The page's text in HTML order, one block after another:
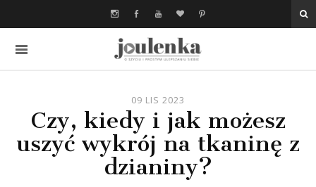
09 LIS 2023
Czy, kiedy i jak możesz
uszyć wykrój na tkaninę z
dzianiny?